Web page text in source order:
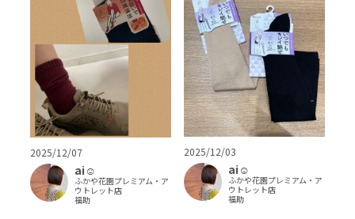
2025/12/07
ai‪‪☺︎‬
ふかや花園プレミアム・ア
ウトレット店
福助
2025/12/03
ai‪‪☺︎‬
ふかや花園プレミアム・ア
ウトレット店
福助